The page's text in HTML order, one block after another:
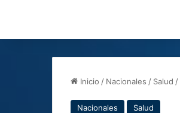
Inicio / Nacionales / Salud /
Nacionales Salud